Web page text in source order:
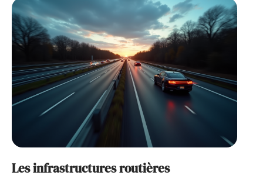
Les infrastructures routières